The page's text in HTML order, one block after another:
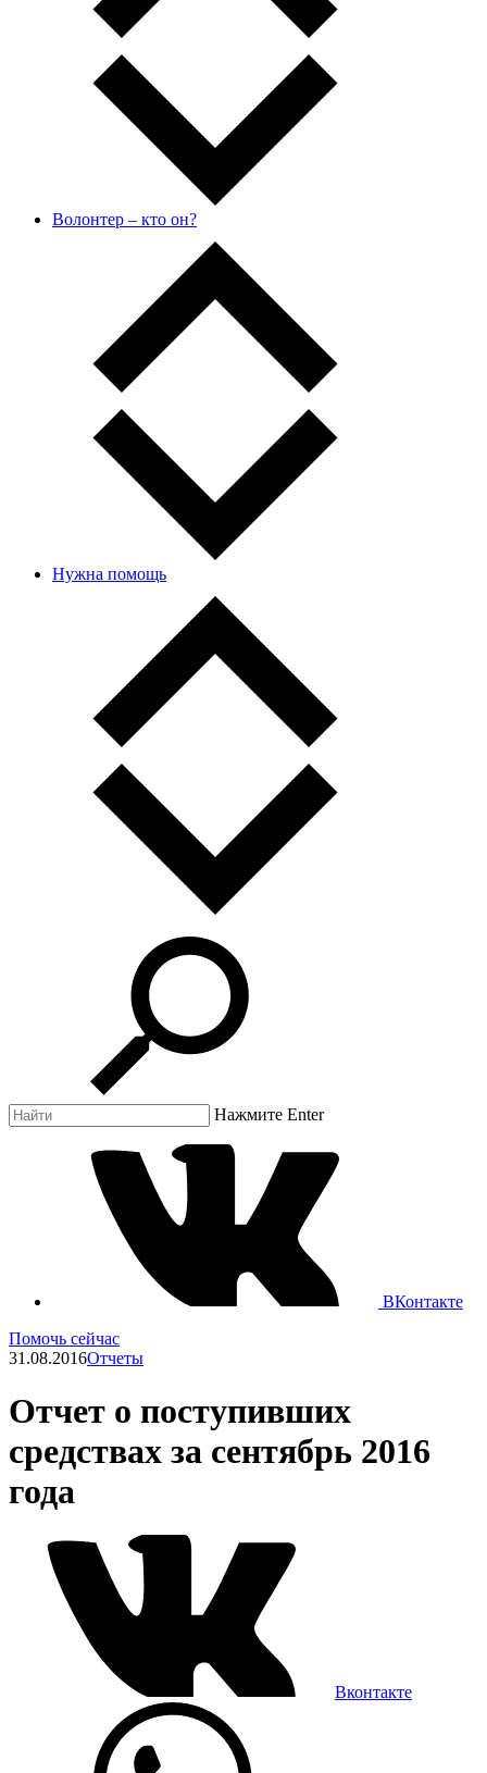
Волонтер – кто он?
Нужна помощь
Нажмите Enter
ВКонтакте
Помочь сейчас
31.08.2016Отчеты
Отчет о поступивших
средствах за сентябрь 2016
года
Вконтакте